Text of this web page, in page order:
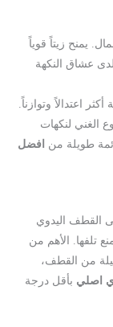
يمنح زيتاً قوياً
عشاق النكهة
اعتدالاً وتوازناً.
الغني لنكهات
طويلة من افضل
القطف اليدوي
تلفها. الأهم من
من القطف،
اصلي بأقل درجة